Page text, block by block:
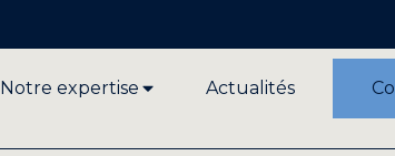
Notre expertise Actualités